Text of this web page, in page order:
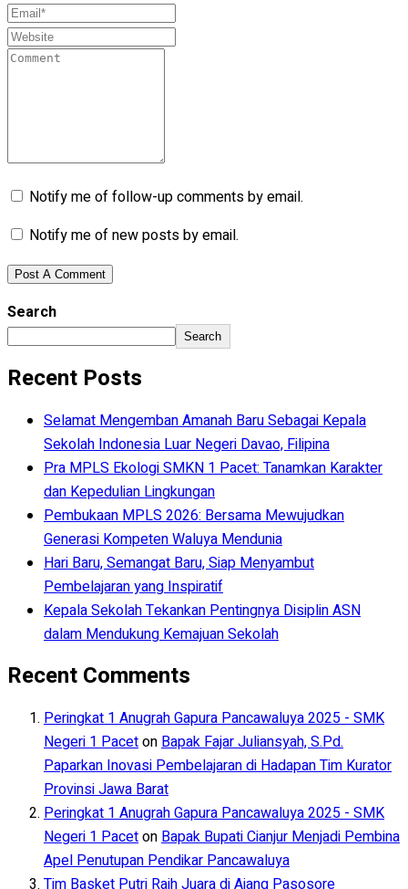
Notify me of follow-up comments by email.
Notify me of new posts by email.
Search
Search
Recent Posts
Selamat Mengemban Amanah Baru Sebagai Kepala
Sekolah Indonesia Luar Negeri Davao, Filipina
Pra MPLS Ekologi SMKN 1 Pacet: Tanamkan Karakter
dan Kepedulian Lingkungan
Pembukaan MPLS 2026: Bersama Mewujudkan
Generasi Kompeten Waluya Mendunia
Hari Baru, Semangat Baru, Siap Menyambut
Pembelajaran yang Inspiratif
Kepala Sekolah Tekankan Pentingnya Disiplin ASN
dalam Mendukung Kemajuan Sekolah
Recent Comments
Peringkat 1 Anugrah Gapura Pancawaluya 2025 - SMK
Negeri 1 Paceton Bapak Fajar Juliansyah, S.Pd.
Paparkan Inovasi Pembelajaran di Hadapan Tim Kurator
Provinsi Jawa Barat
Peringkat 1 Anugrah Gapura Pancawaluya 2025 - SMK
Negeri 1 Paceton Bapak Bupati Cianjur Menjadi Pembina
Apel Penutupan Pendikar Pancawaluya
Tim Basket Putri Raih Juara di Ajang Pasosore